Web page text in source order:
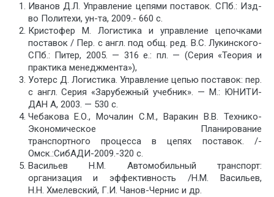
Иванов Д.Л. Управление цепями поставок. СПб.: Изд-
во Политехи, ун-та, 2009.- 660 с.
Кристофер М. Логистика и управление цепочками
поставок / Пер. с англ. под общ. ред. B.C. Лукинского-
СПб.: Питер, 2005. — 316 е.: пл. — (Серия «Теория и
практика менеджмента»),
Уотерс Д. Логистика. Управление цепью поставок: пер.
с англ. Серия «Зарубежный учебник». — М.: ЮНИТИ-
ДАН А, 2003. — 530 с.
Чебакова Е.О., Мочалин С.М., Варакин В.В. Технико-
Экономическое Планирование
транспортного процесса в цепях поставок. /-
Омск.:СибАДИ-2009.-320 с.
Васильев Н.М. Автомобильный транспорт:
организация и эффективность /Н.М. Васильев,
Н.Н. Хмелевский, Г.И. Чанов-Чернис и др.